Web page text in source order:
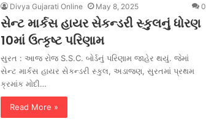
Divya Gujarati Online May 8, 2025 0
સેન્ટ માર્કસ હાયર સેકન્ડરી સ્કુલનું ધોરણ
10માં ઉત્કૃષ્ટ પરિણામ
સુરત : આજ રોજ S.S.C. બોર્ડનું પરિણામ જાહેર થયું. જેમાં
સેન્ટ માર્કસ હાયર સેકન્ડરી સ્કુલ, અડાજણ, સુરતમાં પ્રથમ
ક્રમાંક મોદી…
Read More »